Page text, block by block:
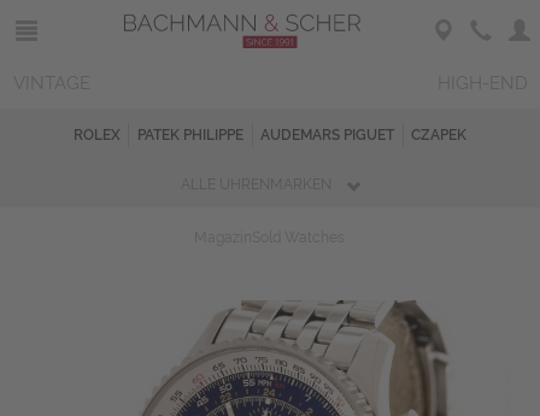
ROLEX PATEK PHILIPPE AUDEMARS PIGUET CZAPEK